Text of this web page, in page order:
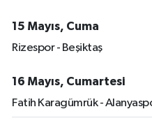
15 Mayıs, Cuma
Rizespor - Beşiktaş
16 Mayıs, Cumartesi
Fatih Karagümrük -